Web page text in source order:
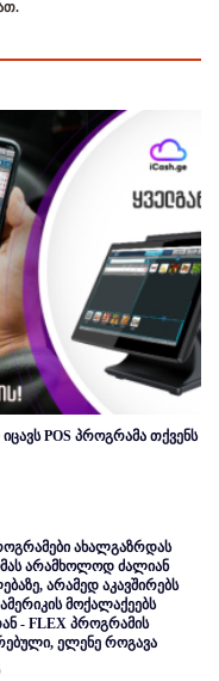
POS პროგრამა თქვენს
ახალგაზრდას
არამხოლოდ ძალიან
არამედ აკავშირებს
მოქალაქეებს
- FLEX პროგრამის
ელენე როგავა